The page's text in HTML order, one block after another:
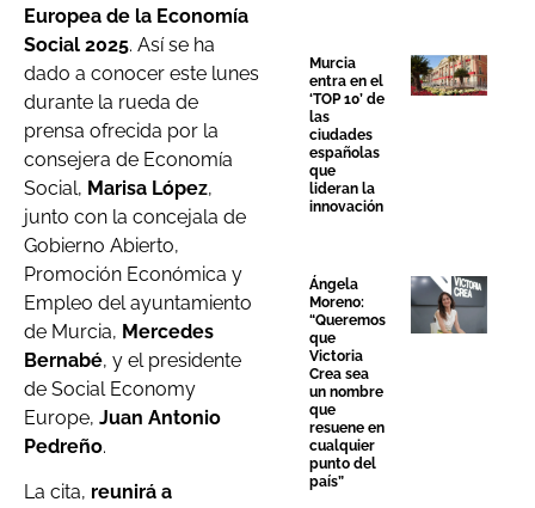
Europea de la Economía
Social 2025. Así se ha
dado a conocer este lunes
durante la rueda de
prensa ofrecida por la
consejera de Economía
Social, Marisa López,
junto con la concejala de
Gobierno Abierto,
Promoción Económica y
Empleo del ayuntamiento
de Murcia, Mercedes
Bernabé, y el presidente
de Social Economy
Europe, Juan Antonio
Pedreño.
La cita, reunirá a
Murcia
entra en el
‘TOP 10’ de
las
ciudades
españolas
que
lideran la
innovación
Ángela
Moreno:
“Queremos
que
Victoria
Crea sea
un nombre
que
resuene en
cualquier
punto del
país”